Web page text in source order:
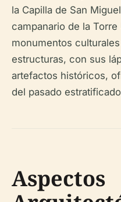
la Capilla de San
campanario de la
monumentos
estructuras, con sus
artefactos históricos,
del pasado
Aspectos